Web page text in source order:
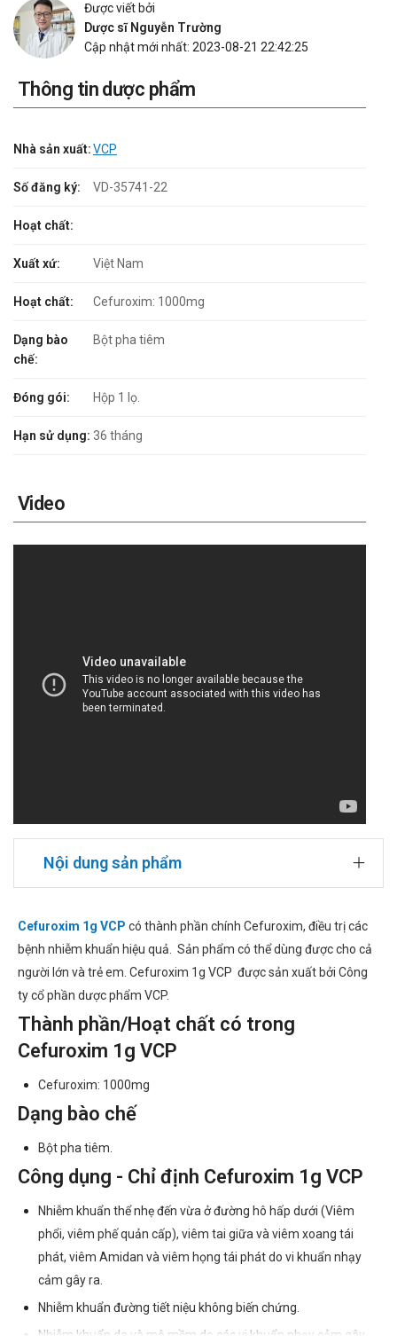
Được viết bởi
Dược sĩ Nguyễn Trường
Cập nhật mới nhất: 2023-08-21 22:42:25
Thông tin dược phẩm
Nhà sản xuất:VCP
Số đăng ký: VD-35741-22
Hoạt chất:
Xuất xứ: Việt Nam
Hoạt chất: Cefuroxim: 1000mg
Dạng bào
chế:
Bột pha tiêm
Đóng gói: Hộp 1 lọ.
Hạn sử dụng: 36 tháng
Video
Nội dung sản phẩm
Cefuroxim 1g VCP có thành phần chính Cefuroxim, điều trị các
bệnh nhiễm khuẩn hiệu quả. Sản phẩm có thể dùng được cho cả
người lớn và trẻ em. Cefuroxim 1g VCP được sản xuất bởi Công
ty cổ phần dược phẩm VCP.
Thành phần/Hoạt chất có trong
Cefuroxim 1g VCP
Cefuroxim: 1000mg
Dạng bào chế
Bột pha tiêm.
Công dụng - Chỉ định Cefuroxim 1g VCP
Nhiễm khuẩn thể nhẹ đến vừa ở đường hô hấp dưới (Viêm
phổi, viêm phế quản cấp), viêm tai giữa và viêm xoang tái
phát, viêm Amidan và viêm họng tái phát do vi khuẩn nhạy
cảm gây ra.
Nhiễm khuẩn đường tiết niệu không biến chứng.
Nhiễm khuẩn da và mô mềm do các vi khuẩn nhạy cảm gây